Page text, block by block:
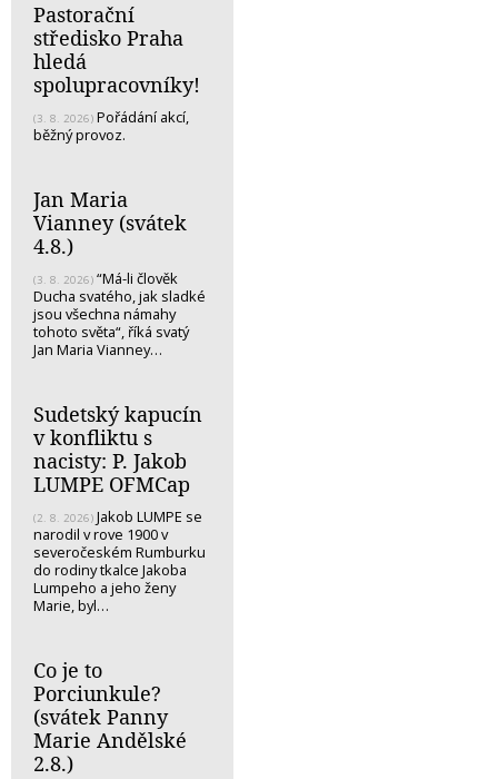
Pastorační
středisko Praha
hledá
spolupracovníky!
(3. 8. 2026) Pořádání akcí,
běžný provoz.
Jan Maria
Vianney (svátek
4.8.)
(3. 8. 2026) “Má-li člověk
Ducha svatého, jak sladké
jsou všechna námahy
tohoto světa“, říká svatý
Jan Maria Vianney…
Sudetský kapucín
v konfliktu s
nacisty: P. Jakob
LUMPE OFMCap
(2. 8. 2026) Jakob LUMPE se
narodil v rove 1900 v
severočeském Rumburku
do rodiny tkalce Jakoba
Lumpeho a jeho ženy
Marie, byl…
Co je to
Porciunkule?
(svátek Panny
Marie Andělské
2.8.)